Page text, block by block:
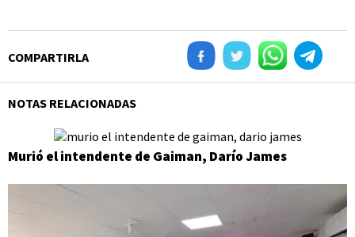
COMPARTIRLA
NOTAS RELACIONADAS
Murió el intendente de Gaiman, Darío James